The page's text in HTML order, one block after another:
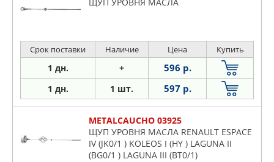
ЩУП УРОВНЯ МАСЛА
Срок поставки Наличие Цена Купить
1 дн. + 596 р.
1 дн. 1 шт. 597 р.
METALCAUCHO 03925
ЩУП УРОВНЯ МАСЛА RENAULT ESPACE
IV (JK0/1 ) KOLEOS I (HY ) LAGUNA II
(BG0/1 ) LAGUNA III (BT0/1)